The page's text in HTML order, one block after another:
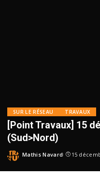
SUR LE RÉSEAU TRAVAUX
[Point Travaux] 15
(Sud>Nord)
Mathis Navard 15